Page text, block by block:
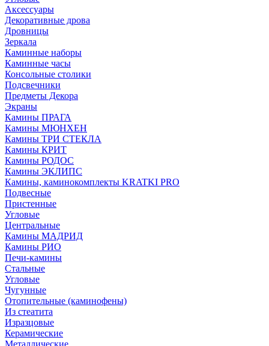
Аксессуары
Декоративные дрова
Дровницы
Зеркала
Каминные наборы
Каминные часы
Консольные столики
Подсвечники
Предметы Декора
Экраны
Камины ПРАГА
Камины МЮНХЕН
Камины ТРИ СТЕКЛА
Камины КРИТ
Камины РОДОС
Камины ЭКЛИПС
Камины, каминокомплекты KRATKI PRO
Подвесные
Пристенные
Угловые
Центральные
Камины МАДРИД
Камины РИО
Печи-камины
Стальные
Угловые
Чугунные
Отопительные (каминофены)
Из стеатита
Изразцовые
Керамические
Металлические